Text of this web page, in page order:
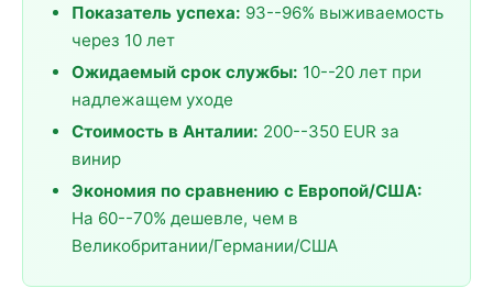
Показатель успеха: 93--96% выживаемость
через 10 лет
Ожидаемый срок службы: 10--20 лет при
надлежащем уходе
Стоимость в Анталии: 200--350 EUR за
винир
Экономия по сравнению с Европой/США:
На 60--70% дешевле, чем в
Великобритании/Германии/США